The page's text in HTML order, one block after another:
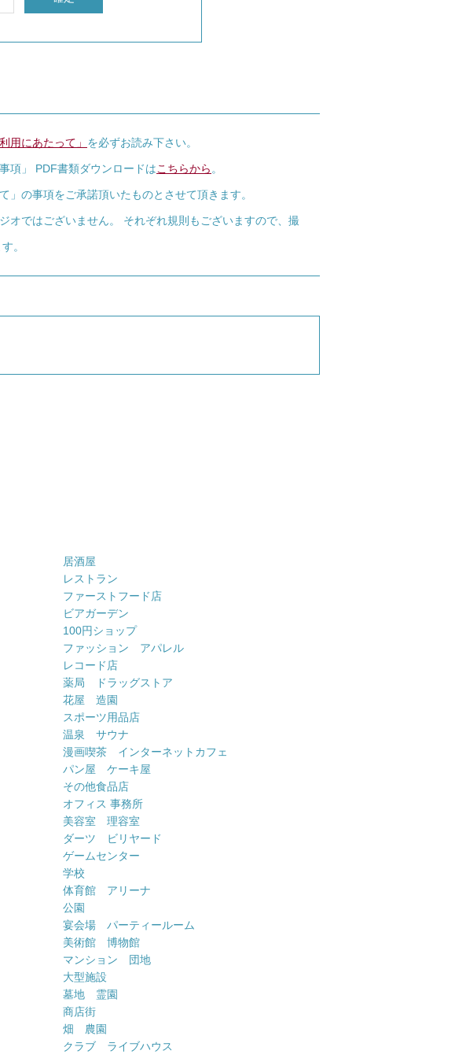
利用にあたって」 を必ずお読み下さい。
項」 PDF書類ダウンロードはこちらから 。
の事項をご承諾頂いたものとさせて頂きます。
オではございません。 それぞれ規則もございますので、撮
。
居酒屋
レストラン
ファーストフード店
ビアガーデン
100円ショップ
ファッション アパレル
レコード店
薬局 ドラッグストア
花屋 造園
スポーツ用品店
温泉 サウナ
漫画喫茶 インターネットカフェ
パン屋 ケーキ屋
その他食品店
オフィス 事務所
美容室 理容室
ダーツ ビリヤード
ゲームセンター
学校
体育館 アリーナ
公園
宴会場 パーティールーム
美術館 博物館
マンション 団地
大型施設
墓地 霊園
商店街
畑 農園
クラブ ライブハウス